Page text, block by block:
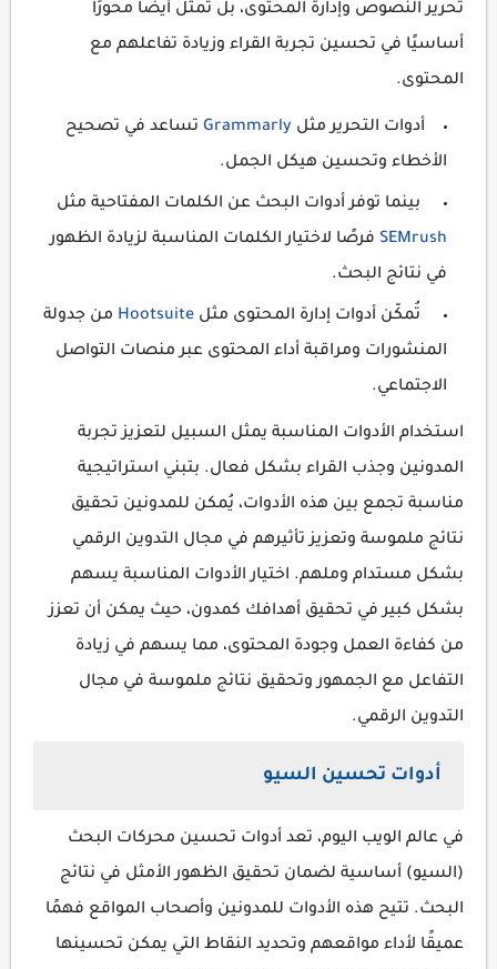
تحرير النصوص وإدارة المحتوى، بل تمثل أيضًا محورًا
أساسيًا في تحسين تجربة القراء وزيادة تفاعلهم مع
المحتوى.
أدوات التحرير مثل Grammarlyتساعد في تصحيح
الأخطاء وتحسين هيكل الجمل.
بينما توفر أدوات البحث عن الكلمات المفتاحية مثل
SEMrush فرصًا لاختيار الكلمات المناسبة لزيادة الظهور
في نتائج البحث.
تُمكّن أدوات إدارة المحتوى مثل Hootsuite من جدولة
المنشورات ومراقبة أداء المحتوى عبر منصات التواصل
الاجتماعي.
استخدام الأدوات المناسبة يمثل السبيل لتعزيز تجربة
المدونين وجذب القراء بشكل فعال. بتبني استراتيجية
مناسبة تجمع بين هذه الأدوات، يُمكن للمدونين تحقيق
نتائج ملموسة وتعزيز تأثيرهم في مجال التدوين الرقمي
بشكل مستدام وملهم. اختيار الأدوات المناسبة يسهم
بشكل كبير في تحقيق أهدافك كمدون، حيث يمكن أن تعزز
من كفاءة العمل وجودة المحتوى، مما يسهم في زيادة
التفاعل مع الجمهور وتحقيق نتائج ملموسة في مجال
التدوين الرقمي.
أدوات تحسين السيو
في عالم الويب اليوم، تعد أدوات تحسين محركات البحث
(السيو) أساسية لضمان تحقيق الظهور الأمثل في نتائج
البحث. تتيح هذه الأدوات للمدونين وأصحاب المواقع فهمًا
عميقًا لأداء مواقعهم وتحديد النقاط التي يمكن تحسينها